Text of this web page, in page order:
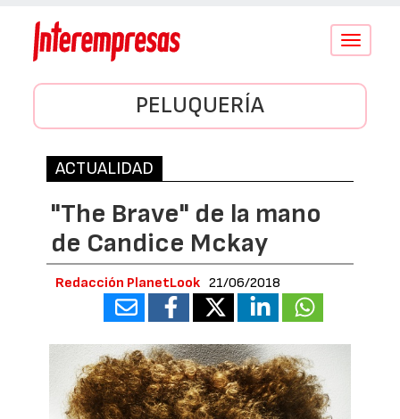
Conmutar
PELUQUERÍA
ACTUALIDAD
"The Brave" de la mano
de Candice Mckay
Redacción PlanetLook 21/06/2018